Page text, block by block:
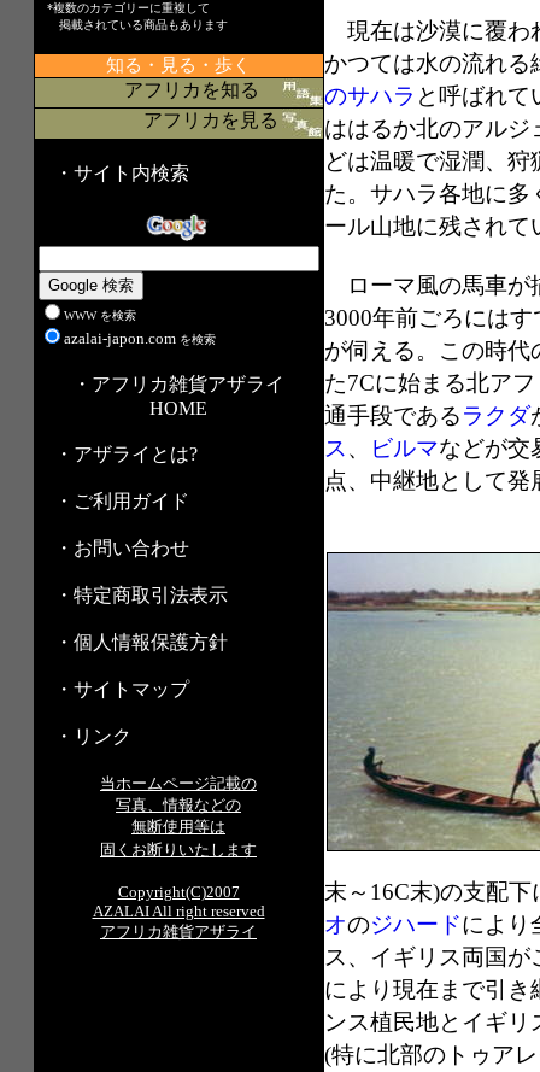
*複数のカテゴリーに重複して
掲載されている商品もあります
知る・見る・歩く
アフリカを知る
アフリカを見る
・サイト内検索
WWW を検索
azalai-japon.com を検索
・アフリカ雑貨アザライ
HOME
・アザライとは?
・ご利用ガイド
・お問い合わせ
・特定商取引法表示
・個人情報保護方針
・サイトマップ
・リンク
当ホームページ記載の
写真、情報などの
無断使用等は
固くお断りいたします
Copyright(C)2007
AZALAI All right reserved
アフリカ雑貨アザライ
現在は沙漠に覆わ
かつては水の流れる
のサハラ と呼ばれて
ははるか北のアル
どは温暖で湿潤、
た。サハラ各地に多
ール山地に残され
ローマ風の馬車が
3000年前ごろには
が伺える。この時代
た7Cに始まる北ア
通手段であるラクダ
ス 、 ビルマなどが
点、中継地として発
末～16C末)の支配
オのジハードにより
ス、イギリス両国
により現在まで引き
ンス植民地とイギ
(特に北部のトゥア